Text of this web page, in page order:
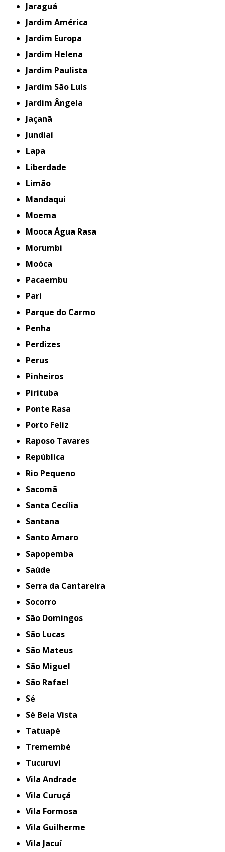
Jaraguá
Jardim América
Jardim Europa
Jardim Helena
Jardim Paulista
Jardim São Luís
Jardim Ângela
Jaçanã
Jundiaí
Lapa
Liberdade
Limão
Mandaqui
Moema
Mooca Água Rasa
Morumbi
Moóca
Pacaembu
Pari
Parque do Carmo
Penha
Perdizes
Perus
Pinheiros
Pirituba
Ponte Rasa
Porto Feliz
Raposo Tavares
República
Rio Pequeno
Sacomã
Santa Cecília
Santana
Santo Amaro
Sapopemba
Saúde
Serra da Cantareira
Socorro
São Domingos
São Lucas
São Mateus
São Miguel
São Rafael
Sé
Sé Bela Vista
Tatuapé
Tremembé
Tucuruvi
Vila Andrade
Vila Curuçá
Vila Formosa
Vila Guilherme
Vila Jacuí